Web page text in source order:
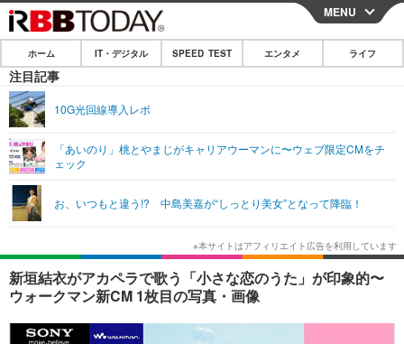
CLOSE
ホーム
IT・デジタル
ショッピング その他
エンタメ
エンタメTOP 映画・ドラマ
韓国・芸能
音楽 スポーツ
ライフ
ライフTOP グルメ
ペット ショッピング
その他
リリース一覧
プッシュ通知の停止方法
MENU
ホーム IT・デジタル SPEED TEST エンタメ ライフ
注目記事
10G光回線導入レポ
「あいのり」桃とやまじがキャリアウーマンに〜ウェブ限定CMをチ
ェック
お、いつもと違う!? 中島美嘉が“しっとり美女”となって降臨！
新垣結衣がアカペラで歌う「小さな恋のうた」が印象的〜
ウォークマン新CM 1枚目の写真・画像